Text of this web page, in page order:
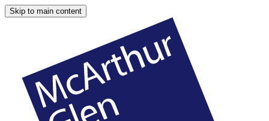
Skip to main content